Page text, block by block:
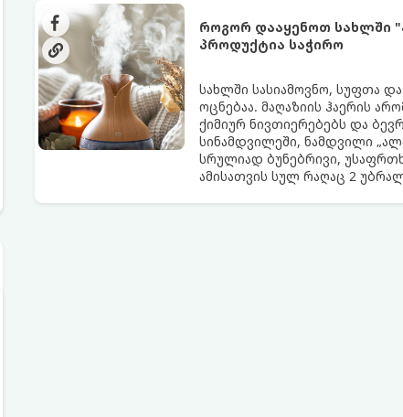
როგორ დააყენოთ სახლში
პროდუქტია საჭირო
სახლში სასიამოვნო, სუფთა
ოცნებაა. მაღაზიის ჰაერის
ქიმიურ ნივთიერებებს და
სინამდვილეში, ნამდვილი
სრულიად ბუნებრივი,
ამისათვის სულ რაღაც 2